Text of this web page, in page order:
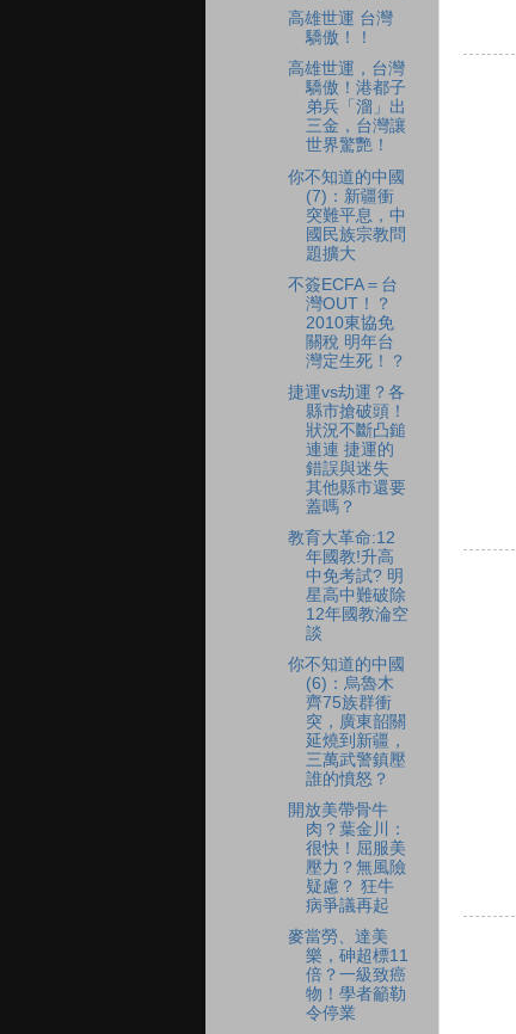
高雄世運 台灣
驕傲！！
高雄世運，台灣
驕傲！港都子
弟兵「溜」出
三金，台灣讓
世界驚艷！
你不知道的中國
(7)：新疆衝
突難平息，中
國民族宗教問
題擴大
不簽ECFA＝台
灣OUT！？
2010東協免
關稅 明年台
灣定生死！？
捷運vs劫運？各
縣市搶破頭！
狀況不斷凸鎚
連連 捷運的
錯誤與迷失
其他縣市還要
蓋嗎？
教育大革命:12
年國教!升高
中免考試? 明
星高中難破除
12年國教淪空
談
你不知道的中國
(6)：烏魯木
齊75族群衝
突，廣東韶關
延燒到新疆，
三萬武警鎮壓
誰的憤怒？
開放美帶骨牛
肉？葉金川：
很快！屈服美
壓力？無風險
疑慮？ 狂牛
病爭議再起
麥當勞、達美
樂，砷超標11
倍？一級致癌
物！學者籲勒
令停業